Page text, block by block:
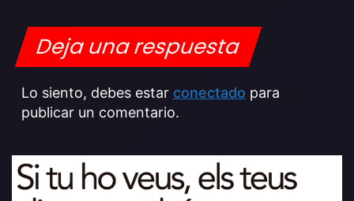
Deja una respuesta
Lo siento, debes estar conectado para
publicar un comentario.